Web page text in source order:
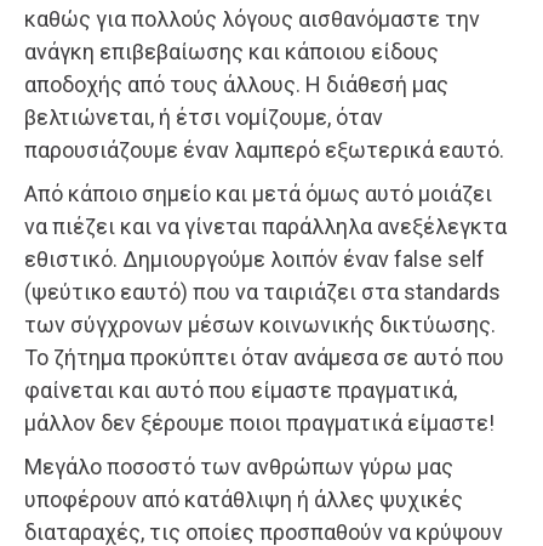
καθώς για πολλούς λόγους αισθανόμαστε την
ανάγκη επιβεβαίωσης και κάποιου είδους
αποδοχής από τους άλλους. Η διάθεσή μας
βελτιώνεται, ή έτσι νομίζουμε, όταν
παρουσιάζουμε έναν λαμπερό εξωτερικά εαυτό.
Από κάποιο σημείο και μετά όμως αυτό μοιάζει
να πιέζει και να γίνεται παράλληλα ανεξέλεγκτα
εθιστικό. Δημιουργούμε λοιπόν έναν false self
(ψεύτικο εαυτό) που να ταιριάζει στα standards
των σύγχρονων μέσων κοινωνικής δικτύωσης.
Το ζήτημα προκύπτει όταν ανάμεσα σε αυτό που
φαίνεται και αυτό που είμαστε πραγματικά,
μάλλον δεν ξέρουμε ποιοι πραγματικά είμαστε!
Μεγάλο ποσοστό των ανθρώπων γύρω μας
υποφέρουν από κατάθλιψη ή άλλες ψυχικές
διαταραχές, τις οποίες προσπαθούν να κρύψουν